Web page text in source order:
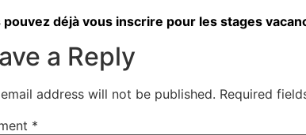
pouvez déjà vous inscrire pour les stages
a Reply
address will not be published. Required
*